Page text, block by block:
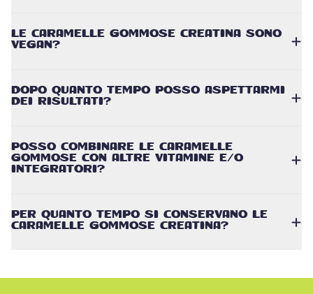
LE CARAMELLE GOMMOSE CREATINA SONO
VEGAN?
DOPO QUANTO TEMPO POSSO ASPETTARMI
DEI RISULTATI?
POSSO COMBINARE LE CARAMELLE
GOMMOSE CON ALTRE VITAMINE E/O
INTEGRATORI?
PER QUANTO TEMPO SI CONSERVANO LE
CARAMELLE GOMMOSE CREATINA?